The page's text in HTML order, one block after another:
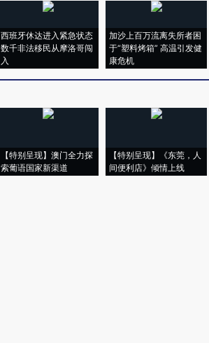
西班牙休达进入紧急状态
数千非法移民从摩洛哥闯
入
加沙上百万流离失所者困
于“塑料烤箱” 高温引发健
康危机
【特别呈现】澳门全力探
索葡语国家新渠道
【特别呈现】《东莞，人
间便利店》倾情上线